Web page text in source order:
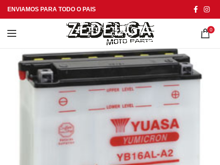
ENVIAMOS PARA TODO O PAIS
0